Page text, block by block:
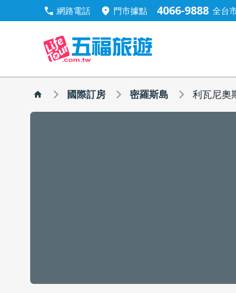
call 網路電話 location_on 門市據點 4066-9888 全台
國際訂房 密羅斯島 利瓦尼奧